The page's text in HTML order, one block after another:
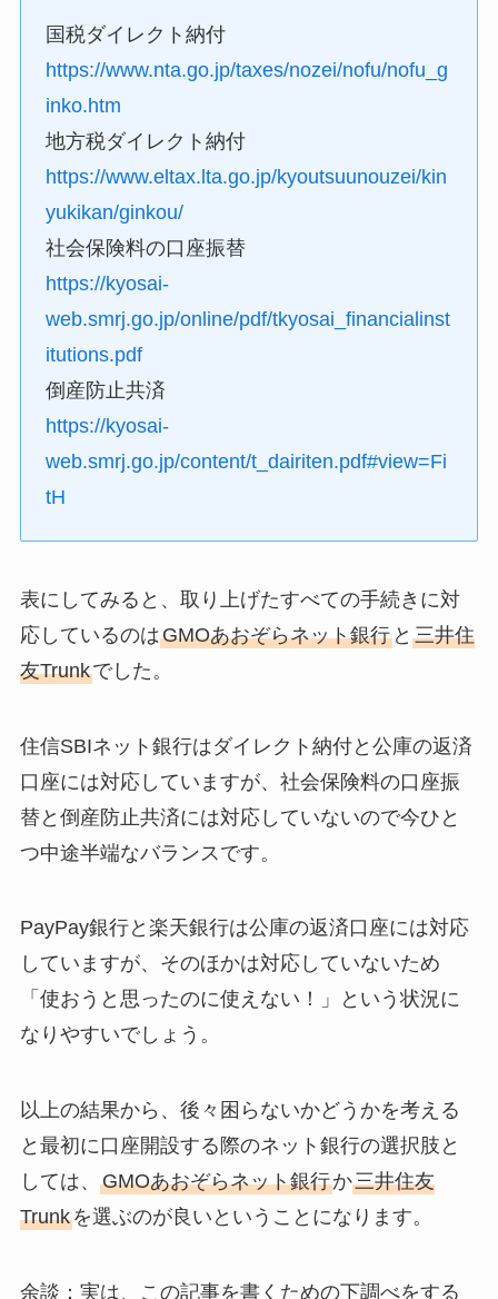
国税ダイレクト納付
https://www.nta.go.jp/taxes/nozei/nofu/nofu_g
inko.htm
地方税ダイレクト納付
https://www.eltax.lta.go.jp/kyoutsuunouzei/kin
yukikan/ginkou/
社会保険料の口座振替
https://kyosai-
web.smrj.go.jp/online/pdf/tkyosai_financialinst
itutions.pdf
倒産防止共済
https://kyosai-
web.smrj.go.jp/content/t_dairiten.pdf#view=Fi
tH
表にしてみると、取り上げたすべての手続きに対
応しているのはGMOあおぞらネット銀行と 三井住
友Trunkでした。
住信SBIネット銀行はダイレクト納付と公庫の返済
口座には対応していますが、社会保険料の口座振
替と倒産防止共済には対応していないので今ひと
つ中途半端なバランスです。
PayPay銀行と楽天銀行は公庫の返済口座には対応
していますが、そのほかは対応していないため
「使おうと思ったのに使えない！」という状況に
なりやすいでしょう。
以上の結果から、後々困らないかどうかを考える
と最初に口座開設する際のネット銀行の選択肢と
しては、 GMOあおぞらネット銀行か三井住友
Trunkを選ぶのが良いということになります。
余談：実は、この記事を書くための下調べをする